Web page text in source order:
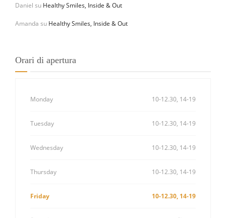
Daniel su Healthy Smiles, Inside & Out
Amanda su Healthy Smiles, Inside & Out
Orari di apertura
Monday 10-12.30, 14-19
Tuesday 10-12.30, 14-19
Wednesday 10-12.30, 14-19
Thursday 10-12.30, 14-19
Friday 10-12.30, 14-19